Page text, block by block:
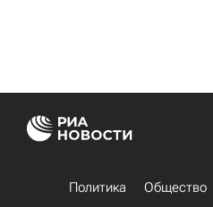
Политика Общество